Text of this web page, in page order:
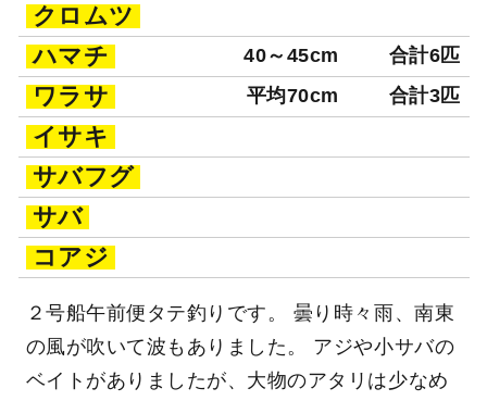
クロムツ
ハマチ
40～45cm 合計6匹
ワラサ 平均70cm 合計3匹
イサキ
サバフグ
サバ
コアジ
２号船午前便タテ釣りです。 曇り時々雨、南東
の風が吹いて波もありました。 アジや小サバの
ベイトがありましたが、大物のアタリは少なめ